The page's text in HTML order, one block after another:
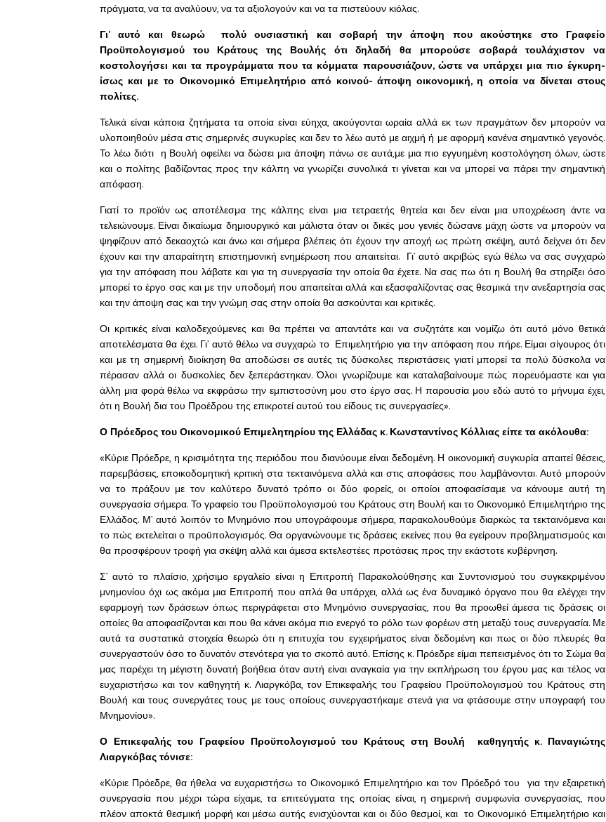
πράγματα, να τα αναλύουν, να τα αξιολογούν και να τα πιστεύουν κιόλας.
Γι’ αυτό και θεωρώ πολύ ουσιαστική και σοβαρή την άποψη που ακούστηκε στο Γραφείο
Προϋπολογισμού του Κράτους της Βουλής ότι δηλαδή θα μπορούσε σοβαρά τουλάχιστον να
κοστολογήσει και τα προγράμματα που τα κόμματα παρουσιάζουν, ώστε να υπάρχει μια πιο έγκυρη-
ίσως και με το Οικονομικό Επιμελητήριο από κοινού- άποψη οικονομική, η οποία να δίνεται στους
πολίτες.
Τελικά είναι κάποια ζητήματα τα οποία είναι εύηχα, ακούγονται ωραία αλλά εκ των πραγμάτων δεν μπορούν να
υλοποιηθούν μέσα στις σημερινές συγκυρίες και δεν το λέω αυτό με αιχμή ή με αφορμή κανένα σημαντικό γεγονός.
Το λέω διότι η Βουλή οφείλει να δώσει μια άποψη πάνω σε αυτά,με μια πιο εγγυημένη κοστολόγηση όλων, ώστε
και ο πολίτης βαδίζοντας προς την κάλπη να γνωρίζει συνολικά τι γίνεται και να μπορεί να πάρει την σημαντική
απόφαση.
Γιατί το προϊόν ως αποτέλεσμα της κάλπης είναι μια τετραετής θητεία και δεν είναι μια υποχρέωση άντε να
τελειώνουμε. Είναι δικαίωμα δημιουργικό και μάλιστα όταν οι δικές μου γενιές δώσανε μάχη ώστε να μπορούν να
ψηφίζουν από δεκαοχτώ και άνω και σήμερα βλέπεις ότι έχουν την αποχή ως πρώτη σκέψη, αυτό δείχνει ότι δεν
έχουν και την απαραίτητη επιστημονική ενημέρωση που απαιτείται. Γι’ αυτό ακριβώς εγώ θέλω να σας συγχαρώ
για την απόφαση που λάβατε και για τη συνεργασία την οποία θα έχετε. Να σας πω ότι η Βουλή θα στηρίξει όσο
μπορεί το έργο σας και με την υποδομή που απαιτείται αλλά και εξασφαλίζοντας σας θεσμικά την ανεξαρτησία σας
και την άποψη σας και την γνώμη σας στην οποία θα ασκούνται και κριτικές.
Οι κριτικές είναι καλοδεχούμενες και θα πρέπει να απαντάτε και να συζητάτε και νομίζω ότι αυτό μόνο θετικά
αποτελέσματα θα έχει. Γι’ αυτό θέλω να συγχαρώ το Επιμελητήριο για την απόφαση που πήρε. Είμαι σίγουρος ότι
και με τη σημερινή διοίκηση θα αποδώσει σε αυτές τις δύσκολες περιστάσεις γιατί μπορεί τα πολύ δύσκολα να
πέρασαν αλλά οι δυσκολίες δεν ξεπεράστηκαν. Όλοι γνωρίζουμε και καταλαβαίνουμε πώς πορευόμαστε και για
άλλη μια φορά θέλω να εκφράσω την εμπιστοσύνη μου στο έργο σας. Η παρουσία μου εδώ αυτό το μήνυμα έχει,
ότι η Βουλή δια του Προέδρου της επικροτεί αυτού του είδους τις συνεργασίες».
Ο Πρόεδρος του Οικονομικού Επιμελητηρίου της Ελλάδας κ. Κωνσταντίνος Κόλλιας είπε τα ακόλουθα:
«Κύριε Πρόεδρε, η κρισιμότητα της περιόδου που διανύουμε είναι δεδομένη. Η οικονομική συγκυρία απαιτεί θέσεις,
παρεμβάσεις, εποικοδομητική κριτική στα τεκταινόμενα αλλά και στις αποφάσεις που λαμβάνονται. Αυτό μπορούν
να το πράξουν με τον καλύτερο δυνατό τρόπο οι δύο φορείς, οι οποίοι αποφασίσαμε να κάνουμε αυτή τη
συνεργασία σήμερα. Το γραφείο του Προϋπολογισμού του Κράτους στη Βουλή και το Οικονομικό Επιμελητήριο της
Ελλάδος. Μ’ αυτό λοιπόν το Μνημόνιο που υπογράφουμε σήμερα, παρακολουθούμε διαρκώς τα τεκταινόμενα και
το πώς εκτελείται ο προϋπολογισμός. Θα οργανώνουμε τις δράσεις εκείνες που θα εγείρουν προβληματισμούς και
θα προσφέρουν τροφή για σκέψη αλλά και άμεσα εκτελεστέες προτάσεις προς την εκάστοτε κυβέρνηση.
Σ’ αυτό το πλαίσιο, χρήσιμο εργαλείο είναι η Επιτροπή Παρακολούθησης και Συντονισμού του συγκεκριμένου
μνημονίου όχι ως ακόμα μια Επιτροπή που απλά θα υπάρχει, αλλά ως ένα δυναμικό όργανο που θα ελέγχει την
εφαρμογή των δράσεων όπως περιγράφεται στο Μνημόνιο συνεργασίας, που θα προωθεί άμεσα τις δράσεις οι
οποίες θα αποφασίζονται και που θα κάνει ακόμα πιο ενεργό το ρόλο των φορέων στη μεταξύ τους συνεργασία. Με
αυτά τα συστατικά στοιχεία θεωρώ ότι η επιτυχία του εγχειρήματος είναι δεδομένη και πως οι δύο πλευρές θα
συνεργαστούν όσο το δυνατόν στενότερα για το σκοπό αυτό. Επίσης κ. Πρόεδρε είμαι πεπεισμένος ότι το Σώμα θα
μας παρέχει τη μέγιστη δυνατή βοήθεια όταν αυτή είναι αναγκαία για την εκπλήρωση του έργου μας και τέλος να
ευχαριστήσω και τον καθηγητή κ. Λιαργκόβα, τον Επικεφαλής του Γραφείου Προϋπολογισμού του Κράτους στη
Βουλή και τους συνεργάτες τους με τους οποίους συνεργαστήκαμε στενά για να φτάσουμε στην υπογραφή του
Μνημονίου».
Ο Επικεφαλής του Γραφείου Προϋπολογισμού του Κράτους στη Βουλή καθηγητής κ. Παναγιώτης
Λιαργκόβας τόνισε:
«Κύριε Πρόεδρε, θα ήθελα να ευχαριστήσω το Οικονομικό Επιμελητήριο και τον Πρόεδρό του για την εξαιρετική
συνεργασία που μέχρι τώρα είχαμε, τα επιτεύγματα της οποίας είναι, η σημερινή συμφωνία συνεργασίας, που
πλέον αποκτά θεσμική μορφή και μέσω αυτής ενισχύονται και οι δύο θεσμοί, και το Οικονομικό Επιμελητήριο και